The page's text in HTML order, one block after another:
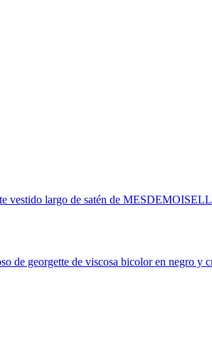
vestido largo de satén de
georgette de viscosa bicolor en negro y